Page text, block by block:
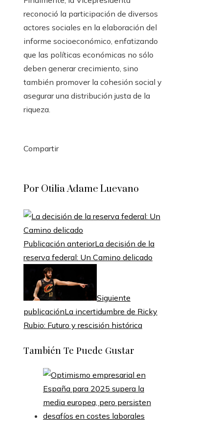
reconoció la participación de diversos
actores sociales en la elaboración del
informe socioeconómico, enfatizando
que las políticas económicas no sólo
deben generar crecimiento, sino
también promover la cohesión social y
asegurar una distribución justa de la
riqueza.
Compartir
Por Otilia Adame Luevano
Publicación anteriorLa decisión de la
reserva federal: Un Camino delicado
Siguiente
publicaciónLa incertidumbre de Ricky
Rubio: Futuro y rescisión histórica
También Te Puede Gustar